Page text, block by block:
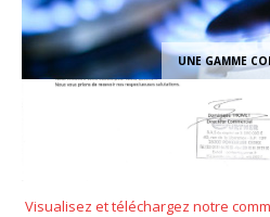
UNE GAMME
Visualisez ettéléchargez notre